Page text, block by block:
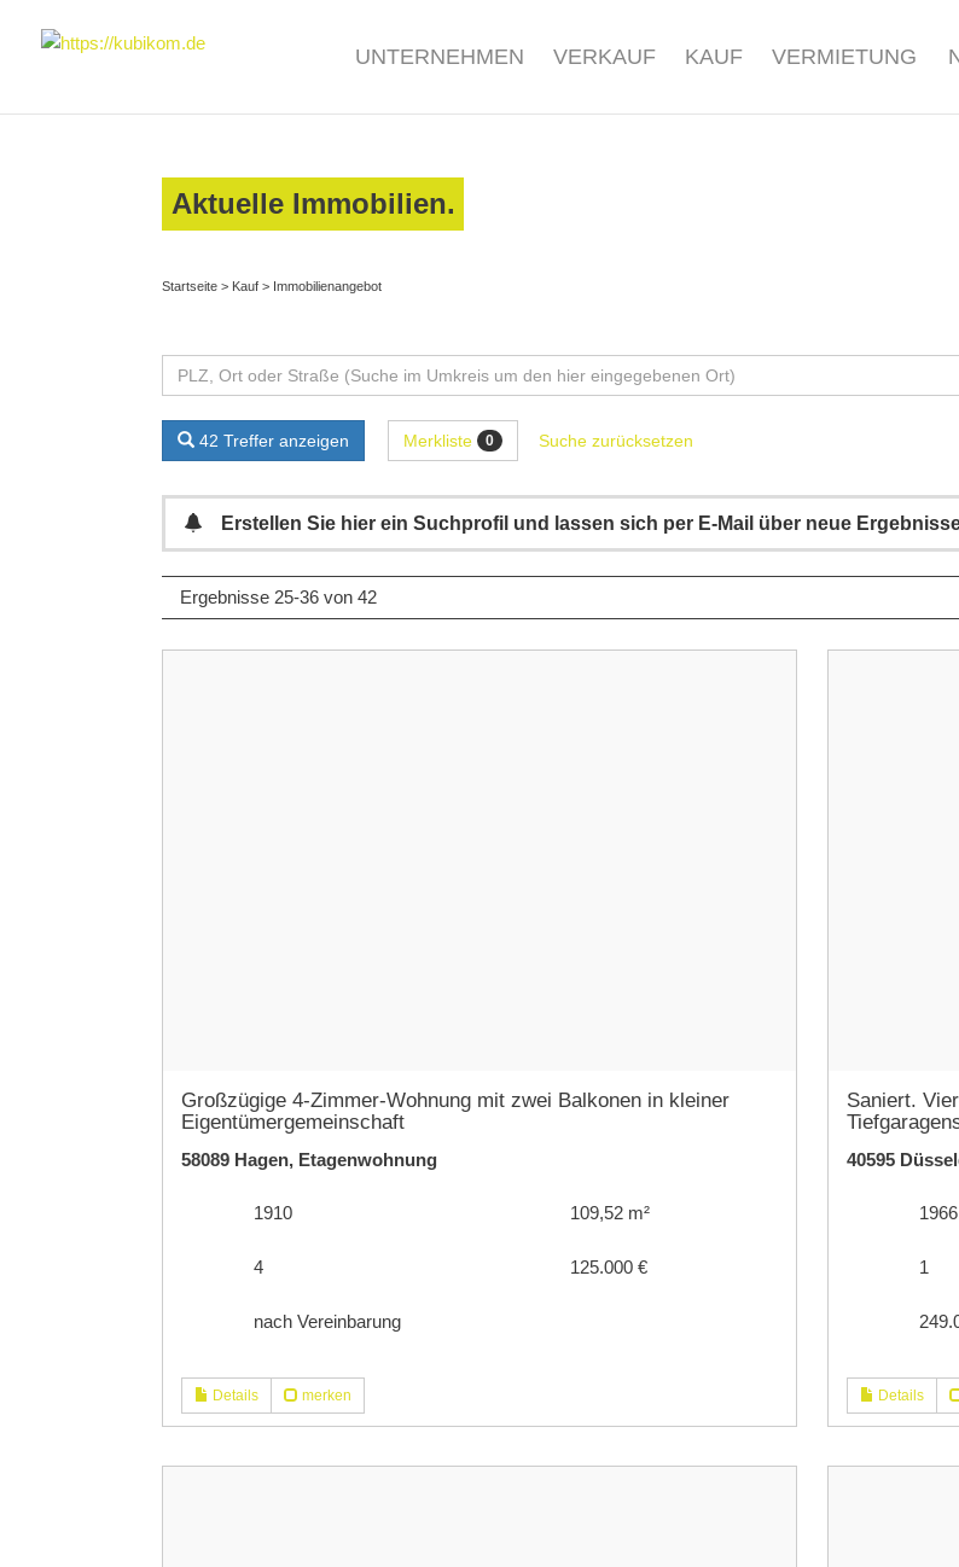
UNTERNEHMEN VERKAUF KAUF VERMIETUNG
Aktuelle Immobilien.
Startseite > Kauf > Immobilienangebot
42 Treffer anzeigen Merkliste 0 Suche zurücksetzen
Erstellen Sie hier ein Suchprofil und lassen sich per E-Mail über neue
Ergebnisse 25-36 von 42
Großzügige 4-Zimmer-Wohnung mit zwei Balkonen in kleiner
Eigentümergemeinschaft
58089 Hagen, Etagenwohnung
1910 109,52 m²
4 125.000 €
nach Vereinbarung
Details merken
Saniert.
40595
1966
1
Details